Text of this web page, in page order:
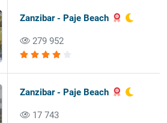
Zanzibar - Paje Beach
279 952
Zanzibar - Paje Beach
17 743